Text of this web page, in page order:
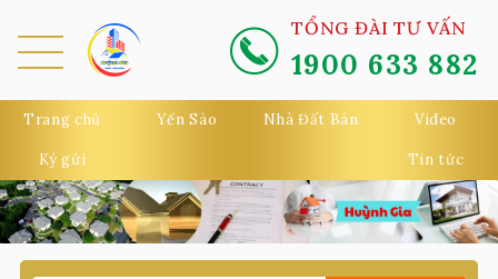
TỔNG ĐÀI TƯ VẤN
1900 633 882
Trang chủ Yến Sào Nhà Đất Bán Video
Ký gửi Tin tức
MEN